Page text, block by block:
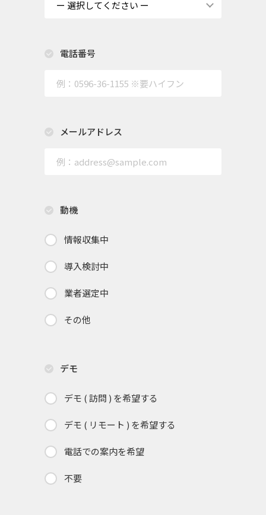
電話番号
メールアドレス
動機
情報収集中
導入検討中
業者選定中
その他
デモ
デモ ( 訪問 ) を希望する
デモ ( リモート ) を希望する
電話での案内を希望
不要